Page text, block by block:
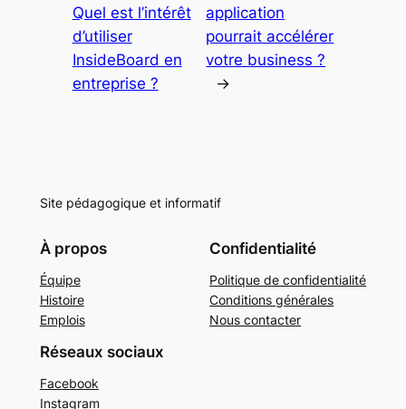
Quel est l’intérêt
d’utiliser
InsideBoard en
entreprise ?
application
pourrait accélérer
votre business ?
→
Site pédagogique et informatif
À propos
Équipe
Histoire
Emplois
Confidentialité
Politique de confidentialité
Conditions générales
Nous contacter
Réseaux sociaux
Facebook
Instagram